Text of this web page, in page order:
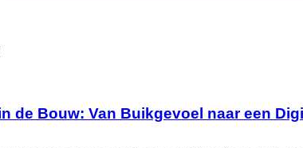
de Bouw: Van Buikgevoel naar een